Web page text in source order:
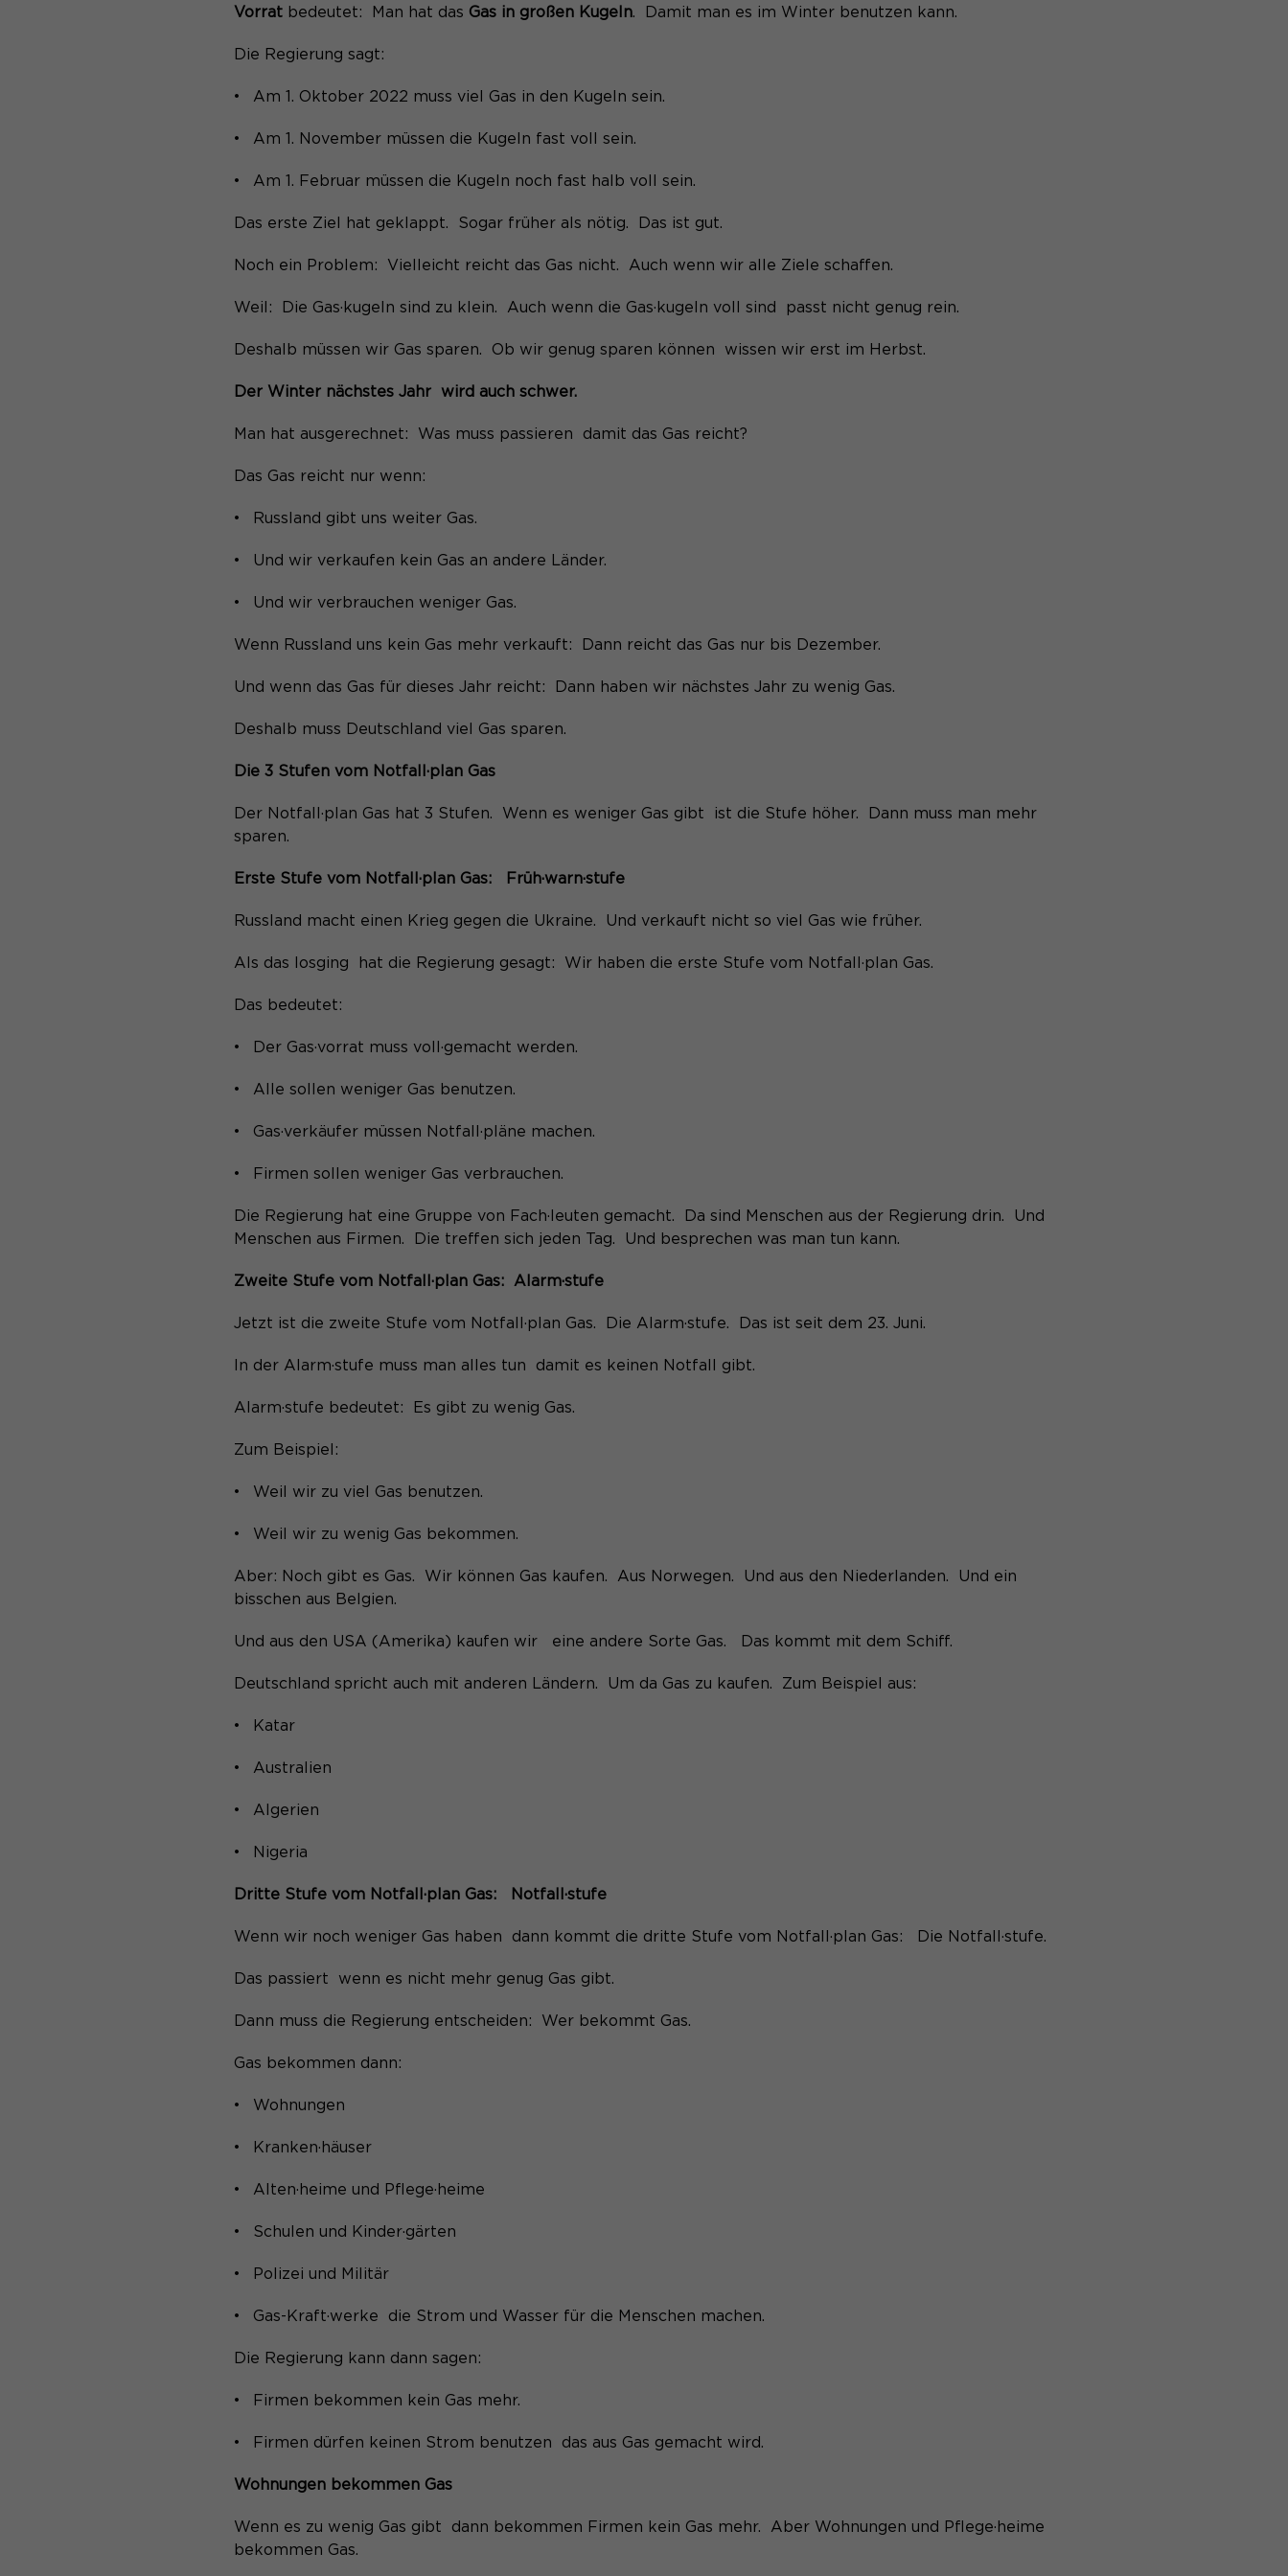
Vorrat bedeutet: Man hat das Gas in großen Kugeln. Damit man es im Winter benutzen kann.
Die Regierung sagt:
Am 1. Oktober 2022 muss viel Gas in den Kugeln sein.
Am 1. November müssen die Kugeln fast voll sein.
Am 1. Februar müssen die Kugeln noch fast halb voll sein.
Das erste Ziel hat geklappt. Sogar früher als nötig. Das ist gut.
Noch ein Problem: Vielleicht reicht das Gas nicht. Auch wenn wir alle Ziele schaffen.
Weil: Die Gas·kugeln sind zu klein. Auch wenn die Gas·kugeln voll sind passt nicht genug rein.
Deshalb müssen wir Gas sparen. Ob wir genug sparen können wissen wir erst im Herbst.
Der Winter nächstes Jahr wird auch schwer.
Man hat ausgerechnet: Was muss passieren damit das Gas reicht?
Das Gas reicht nur wenn:
Russland gibt uns weiter Gas.
Und wir verkaufen kein Gas an andere Länder.
Und wir verbrauchen weniger Gas.
Wenn Russland uns kein Gas mehr verkauft: Dann reicht das Gas nur bis Dezember.
Und wenn das Gas für dieses Jahr reicht: Dann haben wir nächstes Jahr zu wenig Gas.
Deshalb muss Deutschland viel Gas sparen.
Die 3 Stufen vom Notfall·plan Gas
Der Notfall·plan Gas hat 3 Stufen. Wenn es weniger Gas gibt ist die Stufe höher. Dann muss man mehr
sparen.
Erste Stufe vom Notfall·plan Gas: Früh·warn·stufe
Russland macht einen Krieg gegen die Ukraine. Und verkauft nicht so viel Gas wie früher.
Als das losging hat die Regierung gesagt: Wir haben die erste Stufe vom Notfall·plan Gas.
Das bedeutet:
Der Gas·vorrat muss voll·gemacht werden.
Alle sollen weniger Gas benutzen.
Gas·verkäufer müssen Notfall·pläne machen.
Firmen sollen weniger Gas verbrauchen.
Die Regierung hat eine Gruppe von Fach·leuten gemacht. Da sind Menschen aus der Regierung drin. Und
Menschen aus Firmen. Die treffen sich jeden Tag. Und besprechen was man tun kann.
Zweite Stufe vom Notfall·plan Gas: Alarm·stufe
Jetzt ist die zweite Stufe vom Notfall·plan Gas. Die Alarm·stufe. Das ist seit dem 23. Juni.
In der Alarm·stufe muss man alles tun damit es keinen Notfall gibt.
Alarm·stufe bedeutet: Es gibt zu wenig Gas.
Zum Beispiel:
Weil wir zu viel Gas benutzen.
Weil wir zu wenig Gas bekommen.
Aber: Noch gibt es Gas. Wir können Gas kaufen. Aus Norwegen. Und aus den Niederlanden. Und ein
bisschen aus Belgien.
Und aus den USA (Amerika) kaufen wir eine andere Sorte Gas. Das kommt mit dem Schiff.
Deutschland spricht auch mit anderen Ländern. Um da Gas zu kaufen. Zum Beispiel aus:
Katar
Australien
Algerien
Nigeria
Dritte Stufe vom Notfall·plan Gas: Notfall·stufe
Wenn wir noch weniger Gas haben dann kommt die dritte Stufe vom Notfall·plan Gas: Die Notfall·stufe.
Das passiert wenn es nicht mehr genug Gas gibt.
Dann muss die Regierung entscheiden: Wer bekommt Gas.
Gas bekommen dann:
Wohnungen
Kranken·häuser
Alten·heime und Pflege·heime
Schulen und Kinder·gärten
Polizei und Militär
Gas-Kraft·werke die Strom und Wasser für die Menschen machen.
Die Regierung kann dann sagen:
Firmen bekommen kein Gas mehr.
Firmen dürfen keinen Strom benutzen das aus Gas gemacht wird.
Wohnungen bekommen Gas
Wenn es zu wenig Gas gibt dann bekommen Firmen kein Gas mehr. Aber Wohnungen und Pflege·heime
bekommen Gas.
Name be_typo_user
Laufzeit Ende der Sitzung
Dieser Cookie teilt der Webseite mit, ob ein
und die Rechte besitzt diese zu verwalten.
Laufzeit
Browsers wieder gelöscht.
PHPs Standard Sitzungs- Identifikation
Laufzeit 1 Monat
Name _pk_ref.*
Anbieter Matomo
Laufzeit 6 Monate
Speichert Zuordnungsinformationen (der
gebracht hat).
Name _pk_ses.*
Anbieter Matomo
Zweck